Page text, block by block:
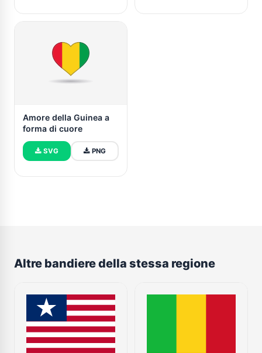
Amore della Guinea a
forma di cuore
SVG PNG
Altre bandiere della stessa regione